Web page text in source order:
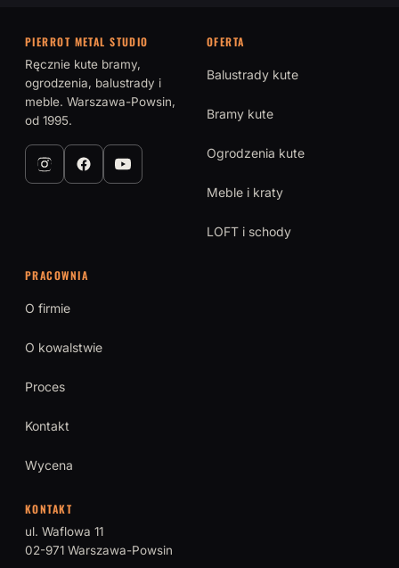
PIERROT METAL STUDIO
Ręcznie kute bramy,
ogrodzenia, balustrady i
meble. Warszawa-Powsin,
od 1995.
OFERTA
Balustrady kute
Bramy kute
Ogrodzenia kute
Meble i kraty
LOFT i schody
PRACOWNIA
O firmie
O kowalstwie
Proces
Kontakt
Wycena
KONTAKT
ul. Waflowa 11
02-971 Warszawa-Powsin